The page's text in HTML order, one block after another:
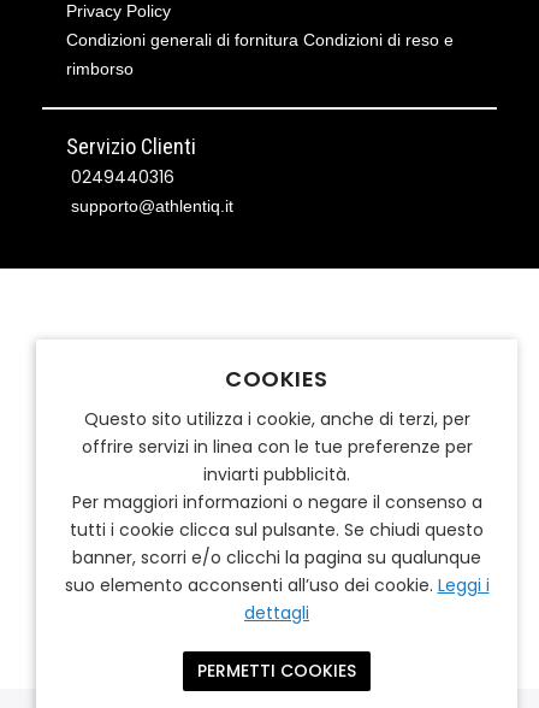
COOKIES
Questo sito utilizza i cookie, anche di terzi, per
offrire servizi in linea con le tue preferenze per
inviarti pubblicità.
Per maggiori informazioni o negare il consenso a
tutti i cookie clicca sul pulsante. Se chiudi questo
banner, scorri e/o clicchi la pagina su qualunque
suo elemento acconsenti all’uso dei cookie. Leggi i
dettagli
PERMETTI COOKIES
Privacy Policy
Condizioni generali di fornitura Condizioni di reso e
rimborso
Servizio Clienti
0249440316
supporto@athlentiq.it